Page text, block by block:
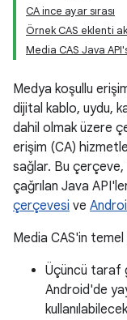
CA ince ayar sırası
Örnek CAS eklenti
Media CAS Java
Medya koşullu
dijital kablo, uydu,
dahil olmak üzere
erişim (CA)
sağlar. Bu çerçeve,
çağrılan Java
çerçevesi ve
Media CAS'in
Üçüncü taraf
Android'de